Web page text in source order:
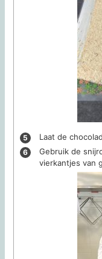
Laat de
Gebruik de
vierkantjes van